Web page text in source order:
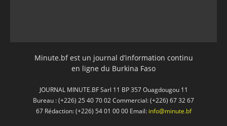
Minute.bf est un journal d’information continu
en ligne du Burkina Faso
JOURNAL MINUTE.BF Sarl 11 BP 357 Ouagdougou 11
Bureau : (+226) 25 40 70 02 Commercial: (+226) 67 32 67
67 Rédaction: (+226) 54 01 00 00 Email: info@minute.bf